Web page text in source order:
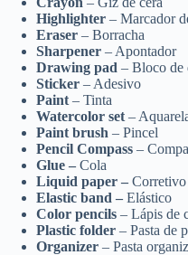
Highlighter – Marcador
Eraser – Borracha
Sharpener – Apontador
Drawing pad – Bloco de
Sticker – Adesivo
Paint – Tinta
Watercolor set –
Paint brush – Pincel
Pencil Compass –
Glue – Cola
Liquid paper – Corretivo
Elastic band – Elástico
Color pencils – Lápis de
Plastic folder – Pasta de
Organizer – Pasta